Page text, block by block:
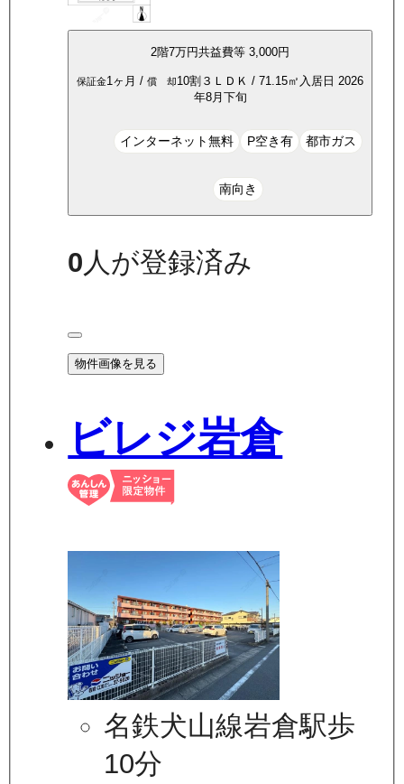
2階7万円共益費等 3,000円
保証金1ヶ月 / 償 却10割 ３ＬＤＫ / 71.15㎡ 入居日 2026
年8月下旬
インターネット無料 P空き有 都市ガス
南向き
0人が登録済み
物件画像を見る
ビレジ岩倉
名鉄犬山線岩倉駅歩
10分